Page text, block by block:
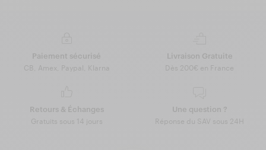
Paiement sécurisé
CB, Amex, Paypal, Klarna
Livraison Gratuite
Dès 200€ en France
Retours & Échanges
Gratuits sous 14 jours
Une question ?
Réponse du SAV sous 24H